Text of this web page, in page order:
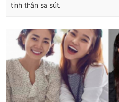
tinh thân sa sút.